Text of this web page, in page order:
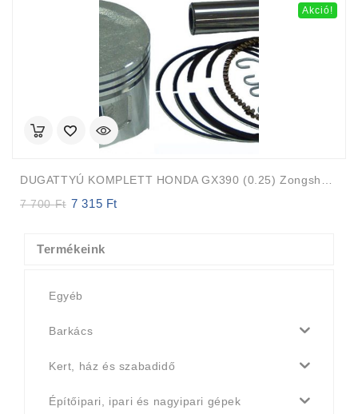
Akció!
7 700Ft Original
7
7 315 Ft
Termékeink
Egyéb
Barkács
Kert, ház és szabadidő
Építőipari, ipari és nagyipari gépek